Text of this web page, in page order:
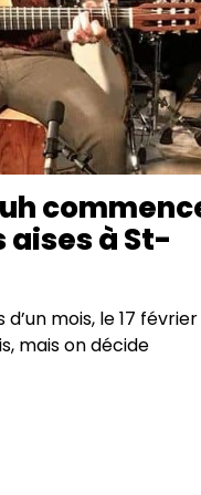
aises à St-
mois, le 17 février
mais on décide